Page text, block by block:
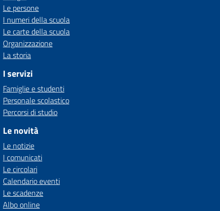
Le persone
I numeri della scuola
Le carte della scuola
Organizzazione
La storia
I servizi
Famiglie e studenti
Personale scolastico
Percorsi di studio
Le novità
Le notizie
I comunicati
Le circolari
Calendario eventi
Le scadenze
Albo online